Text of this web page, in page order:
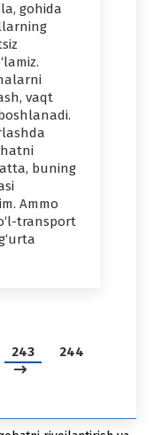
gohida
vaqt
buning
Ammo
transport
243
244